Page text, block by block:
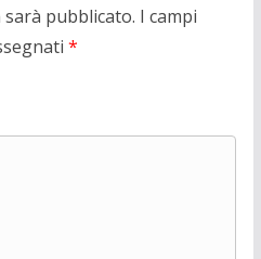
pubblicato. I campi
*